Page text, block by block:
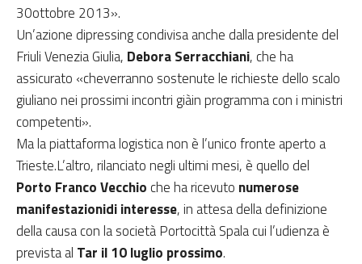
30ottobre 2013».
Un’azione dipressing condivisa anche dalla presidente del
Friuli Venezia Giulia, Debora Serracchiani, che ha
assicurato «cheverranno sostenute le richieste dello scalo
giuliano nei prossimi incontri giàin programma con i ministri
competenti».
Ma la piattaforma logistica non è l’unico fronte aperto a
Trieste.L’altro, rilanciato negli ultimi mesi, è quello del
Porto Franco Vecchio che ha ricevuto numerose
manifestazionidi interesse, in attesa della definizione
della causa con la società Portocittà Spala cui l’udienza è
prevista al Tar il 10 luglio prossimo.